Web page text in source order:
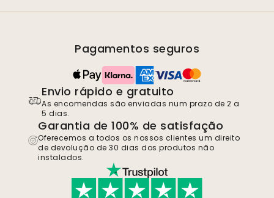
Pagamentos seguros
Envio rápido e gratuito
As encomendas são enviadas num prazo de 2 a
5 dias.
Garantia de 100% de satisfação
Oferecemos a todos os nossos clientes um direito
de devolução de 30 dias dos produtos não
instalados.